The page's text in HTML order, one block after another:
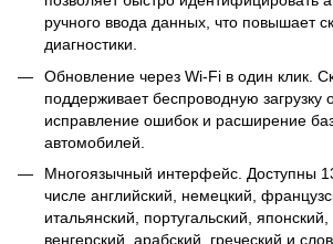
ручного ввода данных, что повышает
диагностики.
Обновление через Wi-Fi в один клик.
поддерживает беспроводную загрузку
исправление ошибок и расширение
автомобилей.
Многоязычный интерфейс. Доступны
числе английский, немецкий,
итальянский, португальский, японский,
венгерский, арабский, греческий и